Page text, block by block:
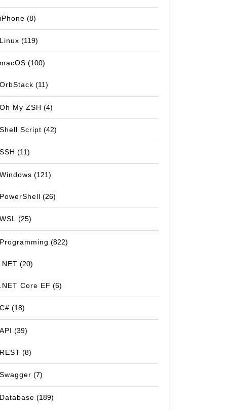
iPhone (8)
Linux (119)
macOS (100)
OrbStack (11)
Oh My ZSH (4)
Shell Script (42)
SSH (11)
Windows (121)
PowerShell (26)
WSL (25)
Programming (822)
.NET (20)
.NET Core EF (6)
C# (18)
API (39)
REST (8)
Swagger (7)
Database (189)